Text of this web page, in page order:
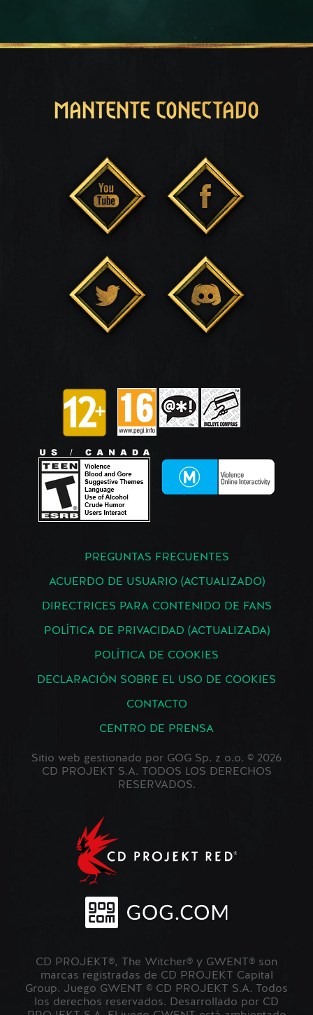
MANTENTE CONECTADO
PREGUNTAS FRECUENTES
ACUERDO DE USUARIO (ACTUALIZADO)
DIRECTRICES PARA CONTENIDO DE FANS
POLÍTICA DE PRIVACIDAD (ACTUALIZADA)
POLÍTICA DE COOKIES
DECLARACIÓN SOBRE EL USO DE COOKIES
CONTACTO
CENTRO DE PRENSA
Sitio web gestionado por GOG Sp. z o.o. © 2026
CD PROJEKT S.A. TODOS LOS DERECHOS
RESERVADOS.
CD PROJEKT®, The Witcher® y GWENT® son
marcas registradas de CD PROJEKT Capital
Group. Juego GWENT © CD PROJEKT S.A. Todos
los derechos reservados. Desarrollado por CD